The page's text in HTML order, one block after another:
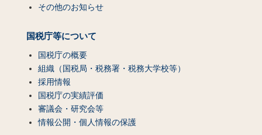
その他のお知らせ
国税庁等について
国税庁の概要
組織（国税局・税務署・税務大学校等）
採用情報
国税庁の実績評価
審議会・研究会等
情報公開・個人情報の保護